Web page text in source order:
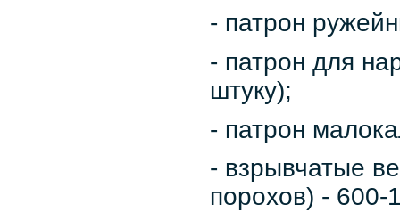
- патрон
- патрон для
штуку);
- патрон
- взрывчатые
порохов) - 600-